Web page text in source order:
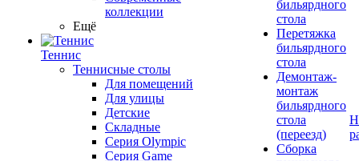
коллекции
Ещё
Теннис
Теннисные столы
Для помещений
Для улицы
Детские
Складные
Серия Olympic
Серия Game
бильярдного
стола
Перетяжка
бильярдного
стола
Демонтаж-
монтаж
бильярдного
стола
(переезд)
Сборка